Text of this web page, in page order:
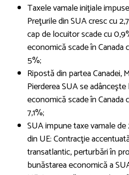
Taxele vamale iniţiale
Preţurile din SUA cresc cu
cap de locuitor scade cu
economică scade în Canada
5%;
Ripostă din partea Canadei,
Pierderea SUA se adânceşte
economică scade în Canada
7,1%;
SUA impune taxe vamale
din UE: Contracţie
transatlantic, perturbări în
bunăstarea economică a